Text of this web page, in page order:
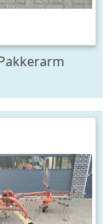
Opal 90 en